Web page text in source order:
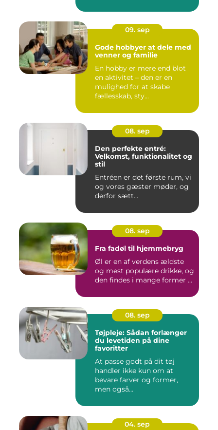
09. sep
Gode hobbyer at dele med
venner og familie
En hobby er mere end blot
en aktivitet – den er en
mulighed for at skabe
fællesskab, sty...
08. sep
Den perfekte entré:
Velkomst, funktionalitet og
stil
Entréen er det første rum, vi
og vores gæster møder, og
derfor sætt...
08. sep
Fra fadøl til hjemmebryg
Øl er en af verdens ældste
og mest populære drikke, og
den findes i mange former ...
08. sep
Tøjpleje: Sådan forlænger
du levetiden på dine
favoritter
At passe godt på dit tøj
handler ikke kun om at
bevare farver og former,
men også...
04. sep